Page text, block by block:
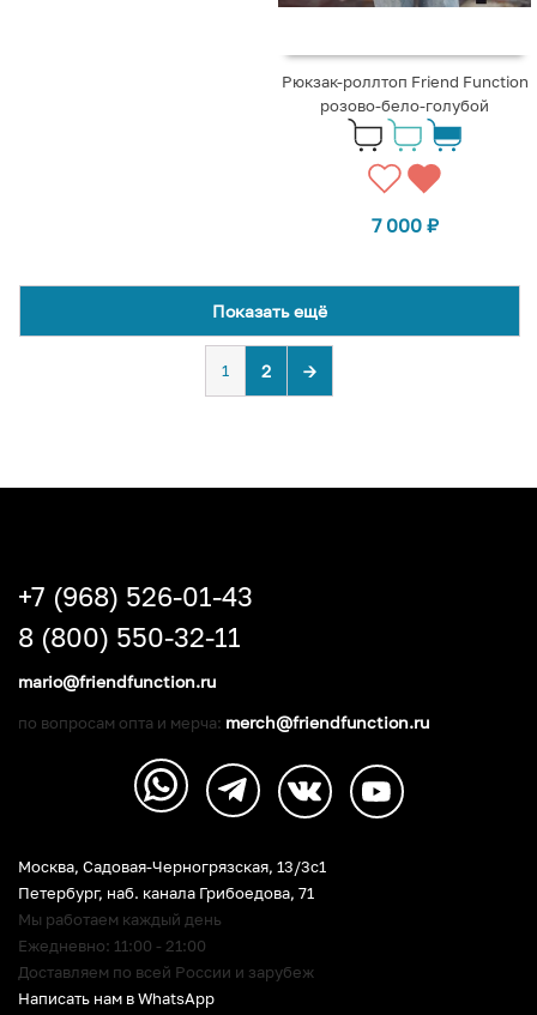
Рюкзак-роллтоп Friend Function
розово-бело-голубой
7 000 ₽
Показать ещё
1 2 →
Москва, Садовая-Черногрязская, 13/3c1
Петербург, наб. канала Грибоедова, 71
Мы работаем каждый день
Ежедневно: 11:00 - 21:00
Доставляем по всей России и зарубеж
Написать нам в WhatsApp
+7 (968) 526-01-43
8 (800) 550-32-11
mario@friendfunction.ru
по вопросам опта и мерча: merch@friendfunction.ru